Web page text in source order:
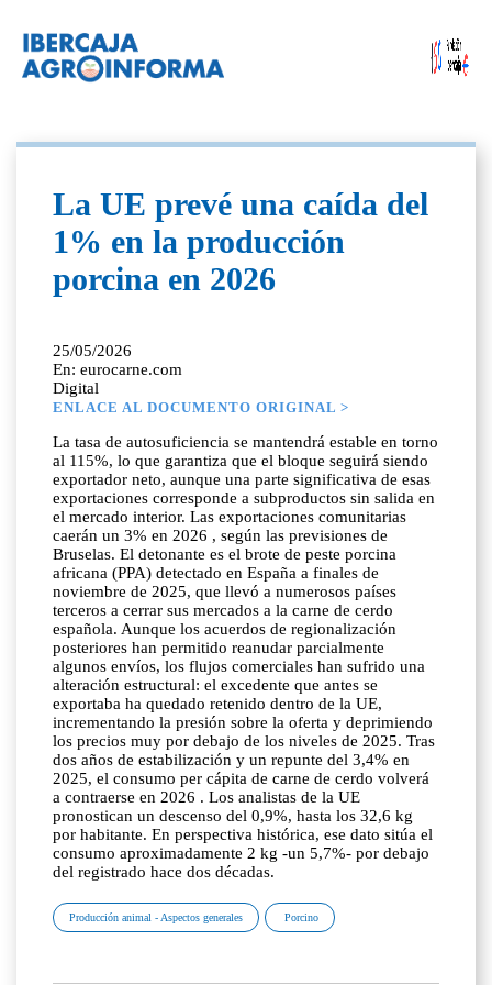
La UE prevé una caída del
1% en la producción
porcina en 2026
25/05/2026
En: eurocarne.com
Digital
ENLACE AL DOCUMENTO ORIGINAL >
La tasa de autosuficiencia se mantendrá estable en torno
al 115%, lo que garantiza que el bloque seguirá siendo
exportador neto, aunque una parte significativa de esas
exportaciones corresponde a subproductos sin salida en
el mercado interior. Las exportaciones comunitarias
caerán un 3% en 2026 , según las previsiones de
Bruselas. El detonante es el brote de peste porcina
africana (PPA) detectado en España a finales de
noviembre de 2025, que llevó a numerosos países
terceros a cerrar sus mercados a la carne de cerdo
española. Aunque los acuerdos de regionalización
posteriores han permitido reanudar parcialmente
algunos envíos, los flujos comerciales han sufrido una
alteración estructural: el excedente que antes se
exportaba ha quedado retenido dentro de la UE,
incrementando la presión sobre la oferta y deprimiendo
los precios muy por debajo de los niveles de 2025. Tras
dos años de estabilización y un repunte del 3,4% en
2025, el consumo per cápita de carne de cerdo volverá
a contraerse en 2026 . Los analistas de la UE
pronostican un descenso del 0,9%, hasta los 32,6 kg
por habitante. En perspectiva histórica, ese dato sitúa el
consumo aproximadamente 2 kg -un 5,7%- por debajo
del registrado hace dos décadas.
Producción animal - Aspectos generales Porcino